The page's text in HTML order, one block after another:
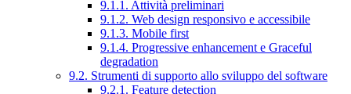
9.1.1. Attività preliminari
9.1.2. Web design responsivo e accessibile
9.1.3. Mobile first
9.1.4. Progressive enhancement e Graceful
degradation
9.2. Strumenti di supporto allo sviluppo del software
9.2.1. Feature detection